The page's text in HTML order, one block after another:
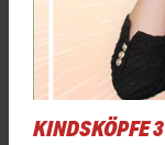
KINDSKÖPFE 3